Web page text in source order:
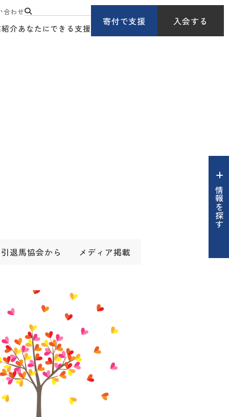
合わせ
介あなたにできる支援
寄付で支援 入会する
情報を探す
引退馬協会から メディア掲載